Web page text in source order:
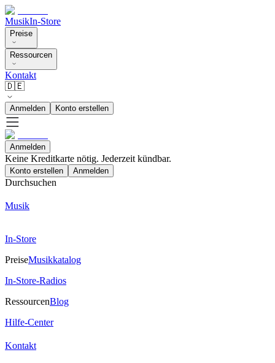
MusikIn-Store
Preise
Ressourcen
Kontakt
🇩🇪
Anmelden Konto erstellen
Anmelden
Keine Kreditkarte nötig. Jederzeit kündbar.
Konto erstellen Anmelden
Durchsuchen
Musik
In-Store
PreiseMusikkatalog
In-Store-Radios
RessourcenBlog
Hilfe-Center
Kontakt